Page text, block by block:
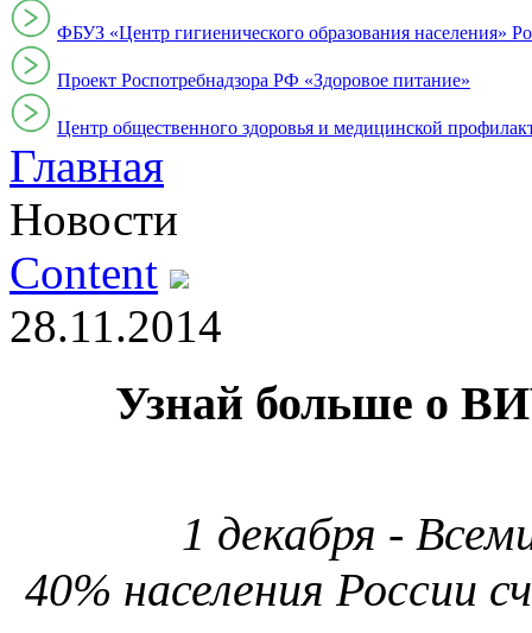
ФБУЗ «Центр гигиенического образования населения»
Проект Роспотребнадзора РФ «Здоровое питание»
Центр общественного здоровья и медицинской
Главная
Новости
Content
28.11.2014
Узнай больше о
1 декабря -
40% населения